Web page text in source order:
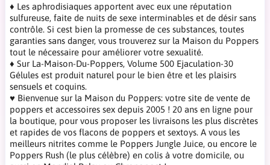
♦ Les aphrodisiaques apportent avec eux une réputation
sulfureuse, faite de nuits de sexe interminables et de désir sans
contrôle. Si cest bien la promesse de ces substances, toutes
garanties sans danger, vous trouverez sur la Maison du Poppers
tout le nécessaire pour améliorer votre sexualité.
♦ Sur La-Maison-Du-Poppers, Volume 500 Ejaculation-30
Gélules est produit naturel pour le bien être et les plaisirs
sensuels et coquins.
♥ Bienvenue sur la Maison du Poppers: votre site de vente de
poppers et accessoires sex depuis 2005 ! 20 ans en ligne pour
la boutique, pour vous proposer les livraisons les plus discrètes
et rapides de vos flacons de poppers et sextoys. A vous les
meilleurs nitrites comme le Poppers Jungle Juice, ou encore le
Poppers Rush (le plus célèbre) en colis à votre domicile, ou